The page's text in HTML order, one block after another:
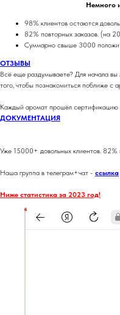
Немного
98% клиентов остаются
82% повторных заказов. (на
Суммарно свыше 3000
ОТЗЫВЫ
Всё еще раздумываете? Для начала вы
того, чтобы познакомиться поближе с
Каждый аромат прошёл сертификацию
ДОКУМЕНТАЦИЯ
Уже 15000+ довольных клиентов. 82%
Наша группа в телеграм+чат - ссылка
Ниже статистика за 2023 год!